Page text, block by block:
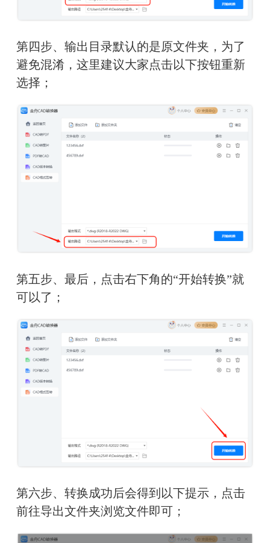
第四步、 输出目录默认的是原文件夹，为了
避免混淆，这里建议大家点击以下按钮重新
选择；
第五步、 最后，点击右下角的“开始转换”就
可以了；
第六步、转换成功后会得到以下提示，点击
前往导出文件夹浏览文件即可；